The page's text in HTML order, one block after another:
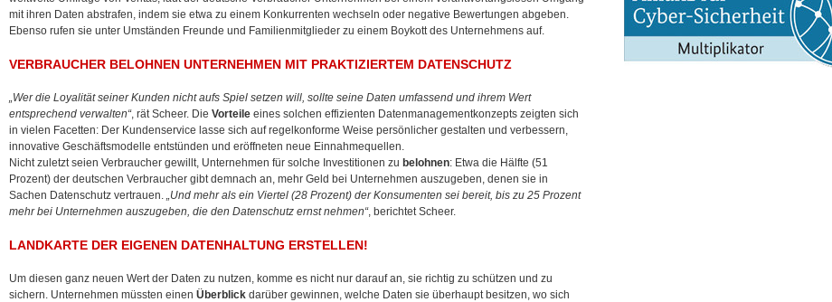
mit ihren Daten abstrafen, indem sie etwa zu einem Konkurrenten wechseln oder negative Bewertungen abgeben.
Ebenso rufen sie unter Umständen Freunde und Familienmitglieder zu einem Boykott des Unternehmens auf.
VERBRAUCHER BELOHNEN UNTERNEHMEN MIT PRAKTIZIERTEM DATENSCHUTZ
„Wer die Loyalität seiner Kunden nicht aufs Spiel setzen will, sollte seine Daten umfassend und ihrem Wert
entsprechend verwalten“, rät Scheer. Die Vorteile eines solchen effizienten Datenmanagementkonzepts zeigten sich
in vielen Facetten: Der Kundenservice lasse sich auf regelkonforme Weise persönlicher gestalten und verbessern,
innovative Geschäftsmodelle entstünden und eröffneten neue Einnahmequellen.
Nicht zuletzt seien Verbraucher gewillt, Unternehmen für solche Investitionen zu belohnen: Etwa die Hälfte (51
Prozent) der deutschen Verbraucher gibt demnach an, mehr Geld bei Unternehmen auszugeben, denen sie in
Sachen Datenschutz vertrauen. „Und mehr als ein Viertel (28 Prozent) der Konsumenten sei bereit, bis zu 25 Prozent
mehr bei Unternehmen auszugeben, die den Datenschutz ernst nehmen“, berichtet Scheer.
LANDKARTE DER EIGENEN DATENHALTUNG ERSTELLEN!
Um diesen ganz neuen Wert der Daten zu nutzen, komme es nicht nur darauf an, sie richtig zu schützen und zu
sichern. Unternehmen müssten einen Überblick darüber gewinnen, welche Daten sie überhaupt besitzen, wo sich